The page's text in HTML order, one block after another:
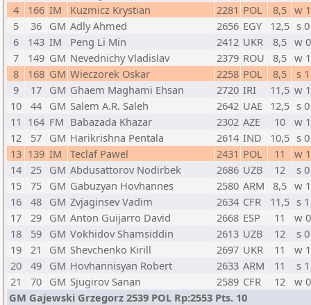
4
166 IM Kuzmicz Krystian 2281 POL 8,5 w 1
5
36 GM Adly Ahmed 2656 EGY 12,5 s 0
6
143 IM Peng Li Min 2412 UKR 8,5 w 0
7
149 GM Nevednichy Vladislav 2379 ROU 8,5 w 1
8
168 GM Wieczorek Oskar 2258 POL 8,5
s 1
9
17 GM Ghaem Maghami Ehsan 2720 IRI 11,5 w 1
10
44 GM Salem A.R. Saleh 2642 UAE 12,5 s 0
11 164 FM Babazada Khazar 2302 AZE 10
w 1
12
57 GM Harikrishna Pentala 2614 IND 10,5 s 0
13 139 IM Teclaf Pawel 2431 POL 11
w 1
14
25 GM Abdusattorov Nodirbek 2686 UZB 12
s 0
15
75 GM Gabuzyan Hovhannes 2580 ARM 8,5 w 1
16
48 GM Zvjaginsev Vadim 2634 CFR 11,5 s 1
17
29 GM Anton Guijarro David 2668 ESP 11
w 0
18
59 GM Vokhidov Shamsiddin 2613 UZB 12
s 0
19
21 GM Shevchenko Kirill 2697 UKR 11
w 1
20
49 GM Hovhannisyan Robert 2633 ARM 11
s 1
21
70 GM Sjugirov Sanan 2589 CFR 12
w 0
GM Gajewski Grzegorz 2539 POL Rp:2553 Pts. 10